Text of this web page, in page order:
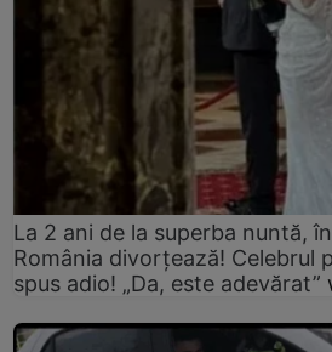
La 2 ani de la superba nuntă,
România divorțează! Celebrul
spus adio! „Da, este adevărat”